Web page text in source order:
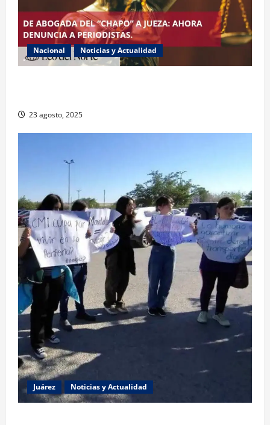
Nacional Noticias y Actualidad
23 agosto, 2025
Juárez Noticias y Actualidad